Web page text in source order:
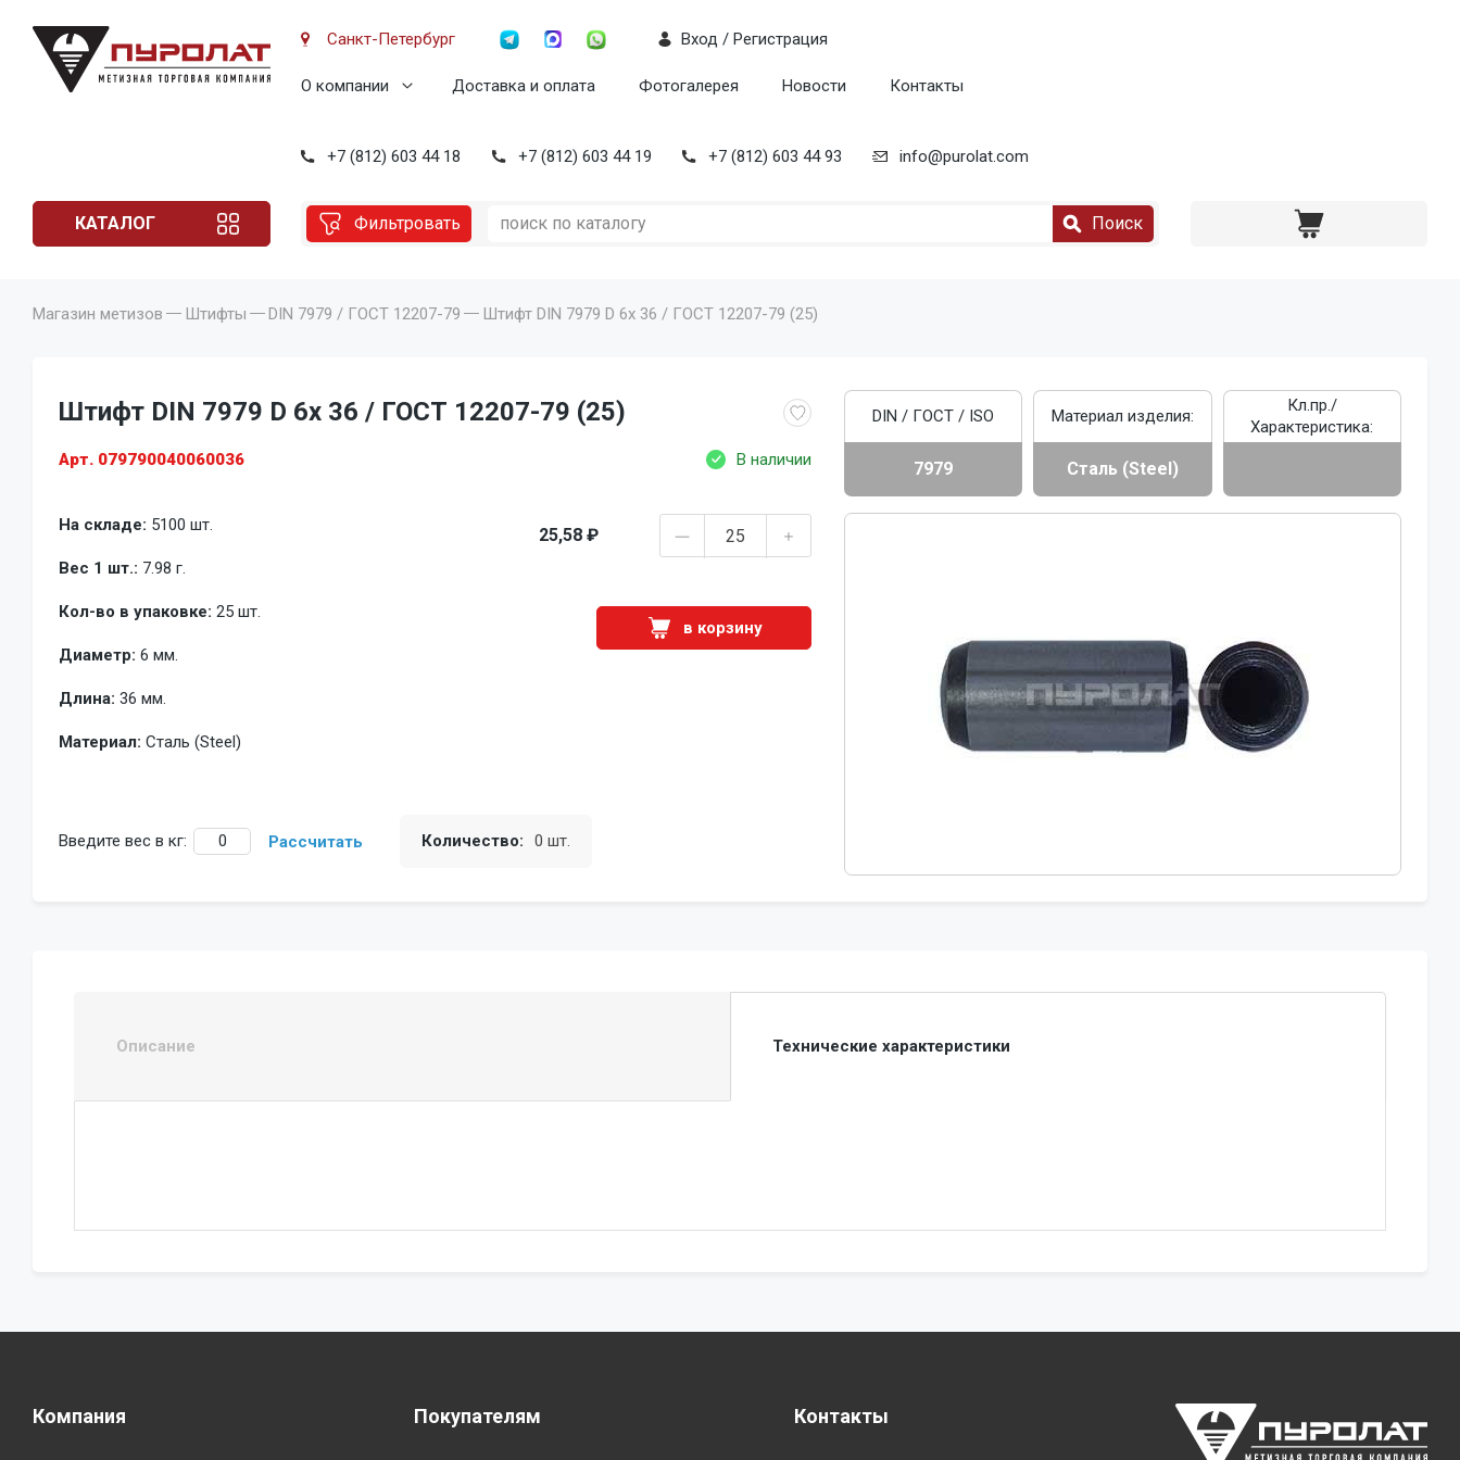
Санкт-Петербург
О компании Доставка и оплата Фотогалерея Новости Контакты
Вход / Регистрация
+7 (812) 603 44 18 +7 (812) 603 44 19 +7 (812) 603 44 93 info@purolat.com
КАТАЛОГ Фильтровать Поиск
Магазин метизов Штифты DIN 7979 / ГОСТ 12207-79 Штифт DIN 7979 D 6x 36 / ГОСТ 12207-79 (25)
Штифт DIN 7979 D 6x 36 / ГОСТ 12207-79 (25)
Арт. 079790040060036 В наличии
На складе: 5100 шт.
Вес 1 шт.: 7.98 г.
Кол-во в упаковке: 25 шт.
Диаметр: 6 мм.
Длина: 36 мм.
Материал: Сталь (Steel)
25,58 ₽
в корзину
Введите вес в кг: Рассчитать Количество: 0 шт.
DIN / ГОСТ / ISO
7979
Материал изделия:
Сталь (Steel)
Кл.пр./
Характеристика:
Описание Технические характеристики
Компания Покупателям Контакты